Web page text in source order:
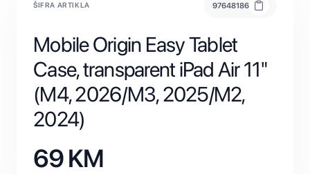
ŠIFRA ARTIKLA 97648186
Mobile Origin Easy Tablet
Case, transparent iPad Air 11"
(M4, 2026/M3, 2025/M2,
2024)
69KM